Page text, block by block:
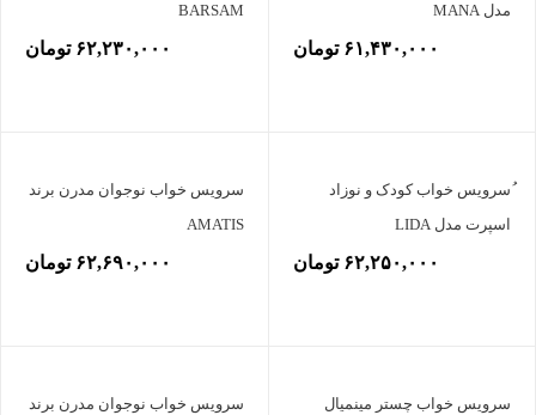
مدل MANA
۶۱,۴۳۰,۰۰۰ تومان
BARSAM
۶۲,۲۳۰,۰۰۰ تومان
ُسرویس خواب کودک و نوزاد
اسپرت مدل LIDA
۶۲,۲۵۰,۰۰۰ تومان
سرویس خواب نوجوان مدرن برند
AMATIS
۶۲,۶۹۰,۰۰۰ تومان
سرویس خواب چستر مینمیال
سرویس خواب نوجوان مدرن برند